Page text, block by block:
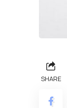
SHARE